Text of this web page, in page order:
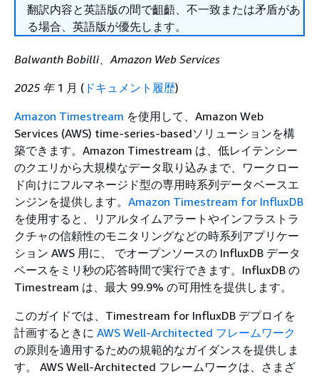
翻訳内容と英語版の間で齟齬、不一致または矛盾があ
る場合、英語版が優先します。
Balwanth Bobilli、Amazon Web Services
2025 年 1 月 ( ドキュメント履歴)
Amazon Timestream を使用して、Amazon Web
Services (AWS) time-series-basedソリューションを構
築できます。Amazon Timestream は、低レイテンシー
のクエリから大規模なデータ取り込みまで、ワークロー
ド向けにフルマネージド型の専用時系列データベースエ
ンジンを提供します。 Amazon Timestream for InfluxDB
を使用すると、リアルタイムアラートやインフラストラ
クチャの信頼性のモニタリングなどの時系列アプリケー
ション AWS 用に、 でオープンソースの InfluxDB データ
ベースをミリ秒の応答時間で実行できます。InfluxDB の
Timestream は、最大 99.9% の可用性を提供します。
このガイドでは、Timestream for InfluxDB デプロイを
計画するときに AWS Well-Architected フレームワーク
の原則を適用するための規範的なガイダンスを提供しま
す。 AWS Well-Architected フレームワークは、さまざ